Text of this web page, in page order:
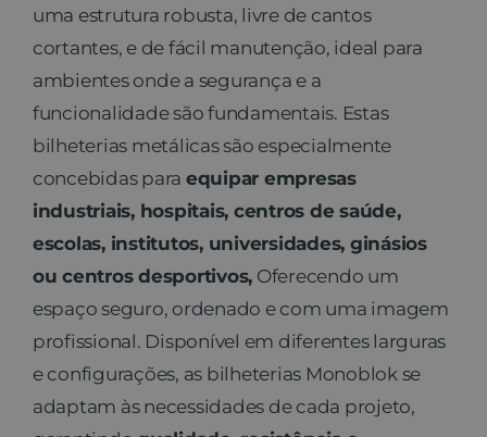
uma estrutura robusta, livre de cantos
cortantes, e de fácil manutenção, ideal para
ambientes onde a segurança e a
funcionalidade são fundamentais. Estas
bilheterias metálicas são especialmente
concebidas para equipar empresas
industriais, hospitais, centros de saúde,
escolas, institutos, universidades, ginásios
ou centros desportivos, Oferecendo um
espaço seguro, ordenado e com uma imagem
profissional. Disponível em diferentes larguras
e configurações, as bilheterias Monoblok se
adaptam às necessidades de cada projeto,